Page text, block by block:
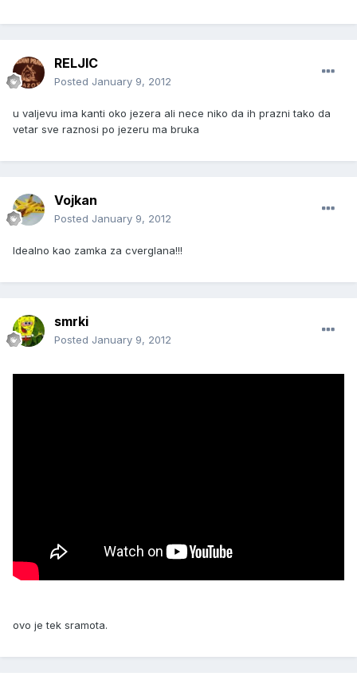
RELJIC
Posted January 9, 2012
u valjevu ima kanti oko jezera ali nece niko da ih prazni tako da
vetar sve raznosi po jezeru ma bruka
Vojkan
Posted January 9, 2012
Idealno kao zamka za cverglana!!!
smrki
Posted January 9, 2012
ovo je tek sramota.